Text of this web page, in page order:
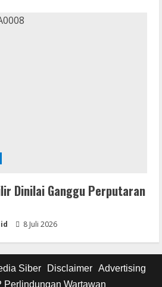
Dinilai Ganggu Perputaran
8 Juli 2026
Siber Disclaimer Advertising
Perlindungan Wartawan